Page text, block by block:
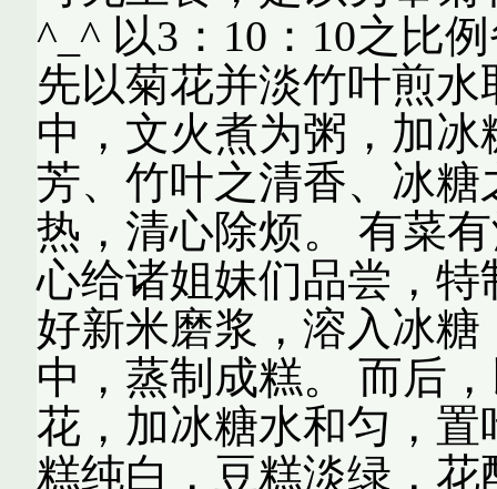
^_^ 以3：10：10之比
先以菊花并淡竹叶煎
中，文火煮为粥，加
芳、竹叶之清香、冰
热，清心除烦。 有菜
心给诸姐妹们品尝，
好新米磨浆，溶入冰
中，蒸制成糕。 而后
花，加冰糖水和匀，
糕纯白，豆糕淡绿，